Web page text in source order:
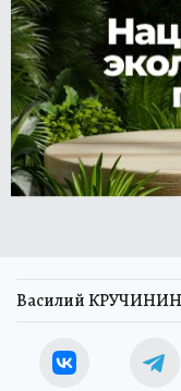
Василий КРУЧИНИН